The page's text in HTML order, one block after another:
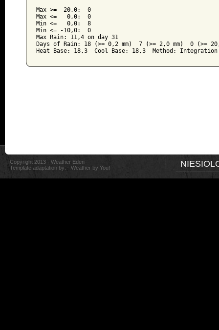
Max >=  20,0:  0
Max <=   0,0:  0
Min <=   0,0:  8
Min <= -10,0:  0
Max Rain: 11,4 on day 31
Days of Rain: 18 (>= 0,2 mm)  7 (>= 2,0 mm)  0 (>=
Heat Base: 18,3  Cool Base: 18,3  Method: Integration
Copyright 2013 - Weather Eden
Template adaptation by: - Weather by You!